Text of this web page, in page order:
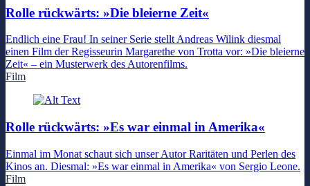
Rolle rückwärts: »Die bleierne Zeit«
Endlich eine Frau! In seiner Serie stellt Andreas Wilink diesmal
einen Film der Regisseurin Margarethe von Trotta vor: »Die bleierne
Zeit« – ein Musterwerk des Autorenfilms.
Film
Rolle rückwärts: »Es war einmal in Amerika«
Einmal im Monat schaut sich unser Autor Raritäten und Perlen des
Kinos an. Diesmal: »Es war einmal in Amerika« von Sergio Leone.
Film